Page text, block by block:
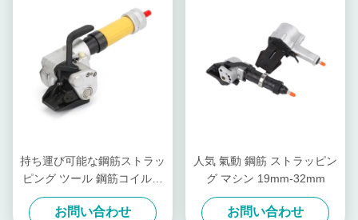
持ち運び可能な鋼筋ストラッ
ピング ツール 鋼筋コイルを
バンドリング 操作が簡単
お問い合わせ
人気 氣動 鋼筋 ストラッピン
グ マシン 19mm-32mm
お問い合わせ